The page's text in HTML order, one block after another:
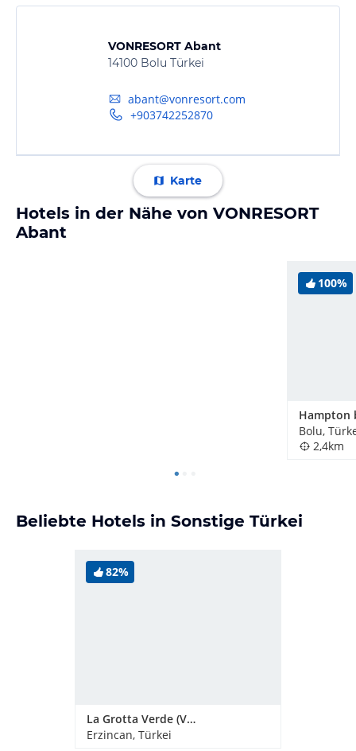
VONRESORT Abant
14100 Bolu Türkei
abant@vonresort.com
+903742252870
Karte
Hotels in der Nähe von VONRESORT
Abant
100%
Bolu,
2,4km
Beliebte Hotels in Sonstige Türkei
82%
La Grotta Verde (Vorgänger-Hotel - existiert nicht mehr)
Erzincan, Türkei